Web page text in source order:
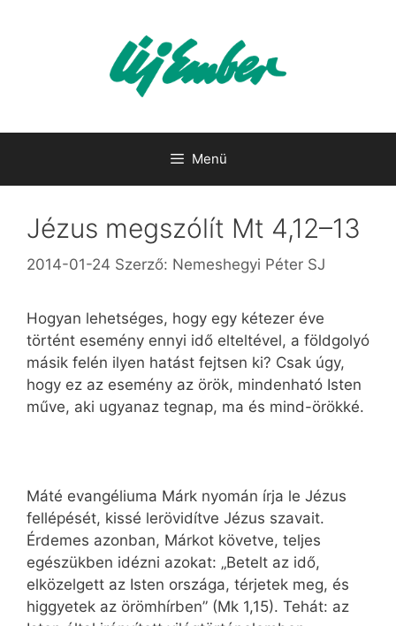
Menü
Jézus megszólít Mt 4,12–13
2014-01-24 Szerző: Nemeshegyi Péter SJ
Hogyan lehetséges, hogy egy kétezer éve
történt esemény ennyi idő elteltével, a földgolyó
másik felén ilyen hatást fejtsen ki? Csak úgy,
hogy ez az esemény az örök, mindenható Isten
műve, aki ugyanaz tegnap, ma és mind-örökké.
Máté evangéliuma Márk nyomán írja le Jézus
fellépését, kissé lerövidítve Jézus szavait.
Érdemes azonban, Márkot követve, teljes
egészükben idézni azokat: „Betelt az idő,
elközelgett az Isten országa, térjetek meg, és
higgyetek az örömhírben” (Mk 1,15). Tehát: az